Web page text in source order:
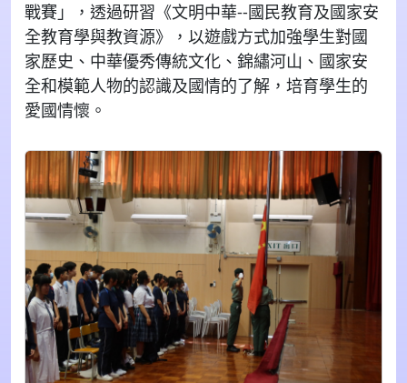
戰賽」，透過研習《文明中華--國民教育及國家安
全教育學與教資源》，以遊戲方式加強學生對國
家歷史、中華優秀傳統文化、錦繡河山、國家安
全和模範人物的認識及國情的了解，培育學生的
愛國情懷。